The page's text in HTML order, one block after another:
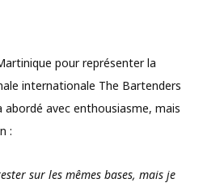
pour représenter la
internationale The Bartenders
abordé avec enthousiasme, mais
:
sur les mêmes bases, mais je